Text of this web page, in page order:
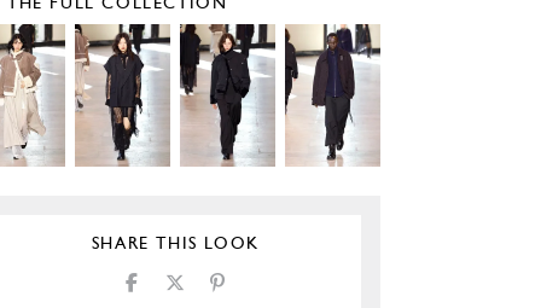
THE FULL COLLECTION
SHARE THIS LOOK